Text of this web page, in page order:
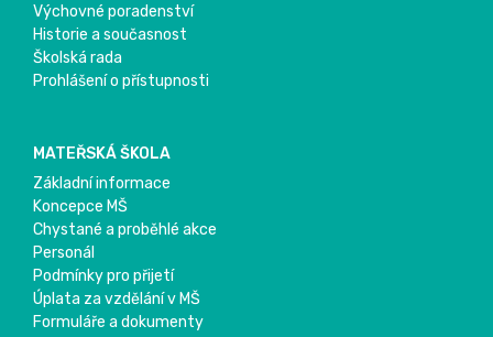
Výchovné poradenství
Historie a současnost
Školská rada
Prohlášení o přístupnosti
MATEŘSKÁ ŠKOLA
Základní informace
Koncepce MŠ
Chystané a proběhlé akce
Personál
Podmínky pro přijetí
Úplata za vzdělání v MŠ
Formuláře a dokumenty